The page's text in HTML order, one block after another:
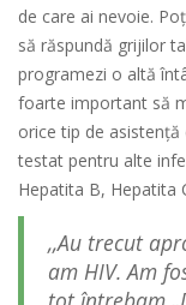
de care ai nevoie.
să răspundă grijilor
programezi o altă
foarte important să
orice tip de
testat pentru alte
Hepatita B, Hepatita
,,Au trecut
am HIV. Am